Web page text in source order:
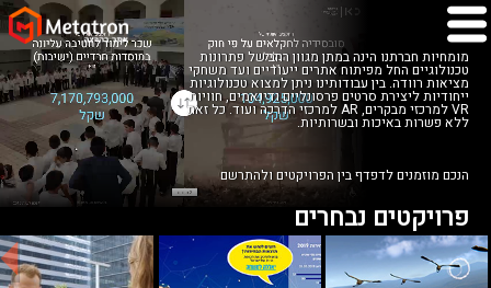
מומחיות חברתנו הינה במתן מגוון רחב של פתרונות
טכנולוגיים החל מפיתוח אתרים ייעודיים ועד משחקי
מציאות רוודה. בין עבודותינו ניתן למצוא טכנולוגיות
ייחודיות ליצירת סרטים פרסונליים ודינאמים, חוויות
VR למרכזי מבקרים, AR למרכזי הדרכה ועוד. כל זאת
ללא פשרות באיכות ובשרותיות.
הנכם מוזמנים לדפדף בין הפרויקטים ולהתרשם
פרויקטים נבחרים